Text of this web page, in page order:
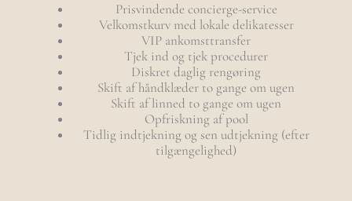
Prisvindende concierge-service
Velkomstkurv med lokale delikatesser
VIP ankomsttransfer
Tjek ind og tjek procedurer
Diskret daglig rengøring
Skift af håndklæder to gange om ugen
Skift af linned to gange om ugen
Opfriskning af pool
Tidlig indtjekning og sen udtjekning (efter
tilgængelighed)